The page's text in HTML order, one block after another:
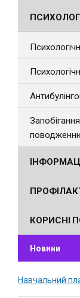
КОРИСНІ
Новини
Навчальний